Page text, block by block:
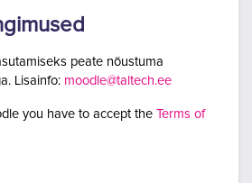
peate nõustuma
Lisainfo: moodle@taltech.ee
you have to accept the Terms of